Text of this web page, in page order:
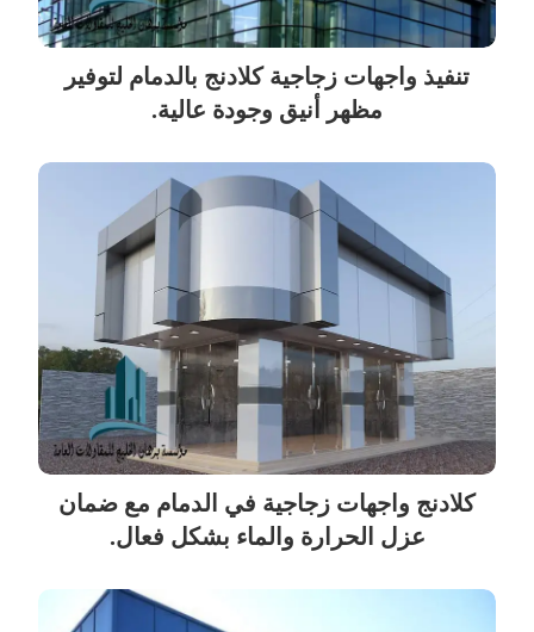
تنفيذ واجهات زجاجية كلادنج بالدمام لتوفير
مظهر أنيق وجودة عالية.
كلادنج واجهات زجاجية في الدمام مع ضمان
عزل الحرارة والماء بشكل فعال.